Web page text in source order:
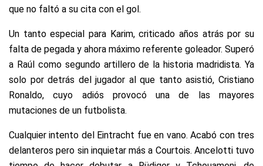
que no faltó a su cita con el gol.
Un tanto especial para Karim, criticado años atrás por su
falta de pegada y ahora máximo referente goleador. Superó
a Raúl como segundo artillero de la historia madridista. Ya
solo por detrás del jugador al que tanto asistió, Cristiano
Ronaldo, cuyo adiós provocó una de las mayores
mutaciones de un futbolista.
Cualquier intento del Eintracht fue en vano. Acabó con tres
delanteros pero sin inquietar más a Courtois. Ancelotti tuvo